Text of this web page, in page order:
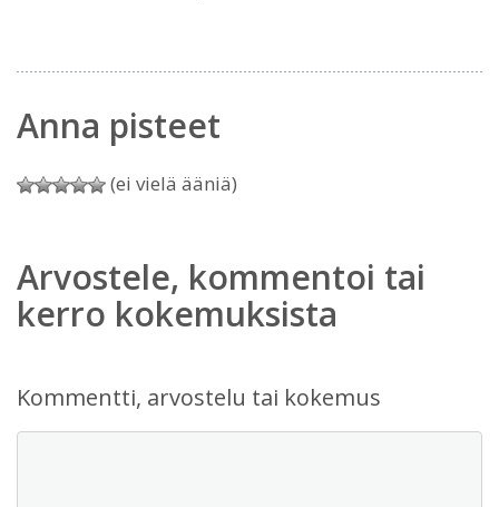
Anna pisteet
(ei vielä ääniä)
Arvostele, kommentoi tai
kerro kokemuksista
Kommentti, arvostelu tai kokemus